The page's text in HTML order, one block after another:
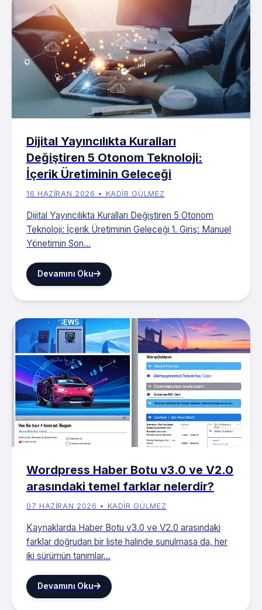
Dijital Yayıncılıkta Kuralları
Değiştiren 5 Otonom Teknoloji:
İçerik Üretiminin Geleceği
16 HAZIRAN 2026 • KADIR GÜLMEZ
Dijital Yayıncılıkta Kuralları Değiştiren 5 Otonom
Teknoloji: İçerik Üretiminin Geleceği 1. Giriş: Manuel
Yönetimin Son...
Devamını Oku
Wordpress Haber Botu v3.0 ve V2.0
arasındaki temel farklar nelerdir?
07 HAZIRAN 2026 • KADIR GÜLMEZ
Kaynaklarda Haber Botu v3.0 ve V2.0 arasındaki
farklar doğrudan bir liste halinde sunulmasa da, her
iki sürümün tanımlar...
Devamını Oku